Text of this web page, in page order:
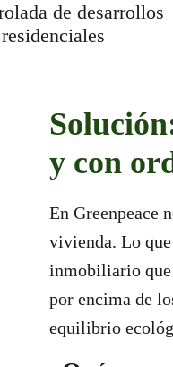
de desarrollos
y con
En Greenpeace
vivienda. Lo
inmobiliario que
por encima de
equilibrio